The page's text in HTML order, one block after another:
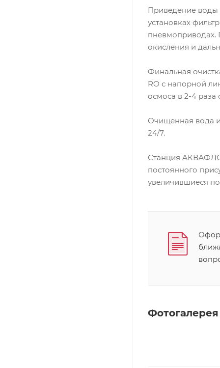
Приведение воды
установках
пневмоприводах.
окисления и
Финальная
RO с напорной
осмоса в 2-4 раза
Очищенная вода
24/7.
Станция
постоянного
увеличившиеся
Фотогалерея